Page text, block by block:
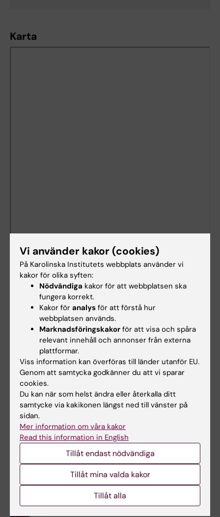
Karta
Dokument
Länkar
Lokalbokning
Bokningsbara lokaler på campus Solna
Bokningsbara lokaler på campus Flemingsberg
Hade du nytta av informationen på denna sida?
Yes
Vi använder kakor (cookies)
På Karolinska Institutets webbplats använder vi
kakor för olika syften:
Nödvändiga kakor för att webbplatsen ska
fungera korrekt.
Kakor för analys för att förstå hur
webbplatsen används.
Marknadsföringskakor för att visa och spåra
relevant innehåll och annonser från externa
plattformar.
Viss information kan överföras till länder utanför EU.
Genom att samtycka godkänner du att vi sparar
cookies.
Du kan när som helst ändra eller återkalla ditt
samtycke via kakikonen längst ned till vänster på
sidan.
Mer information om våra kakor
Read this information in English
Tillåt endast nödvändiga
Tillåt mina valda kakor
Tillåt alla